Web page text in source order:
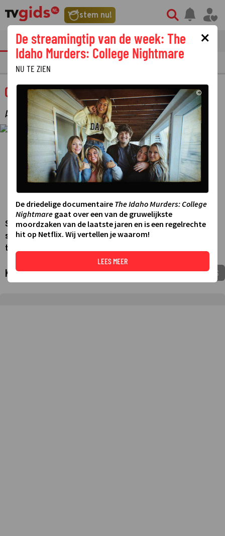
stem nu!
tvgids streaming nieuws
PRIMETIME GEMIST
Campus cup
AMUSEMENT ·
Studentenquiz waarin de beste teams uit een
studierichting van een hogeschool of universiteit het
tegen elkaar opnemen.
Komende tv-uitzendingen VOEG TOE AAN MIJNGIDS
×
De streamingtip van de week: The
Idaho Murders: College Nightmare
NU TE ZIEN
©
De driedelige documentaire The Idaho Murders: College
Nightmare gaat over een van de gruwelijkste
moordzaken van de laatste jaren en is een regelrechte
hit op Netflix. Wij vertellen je waarom!
LEES MEER